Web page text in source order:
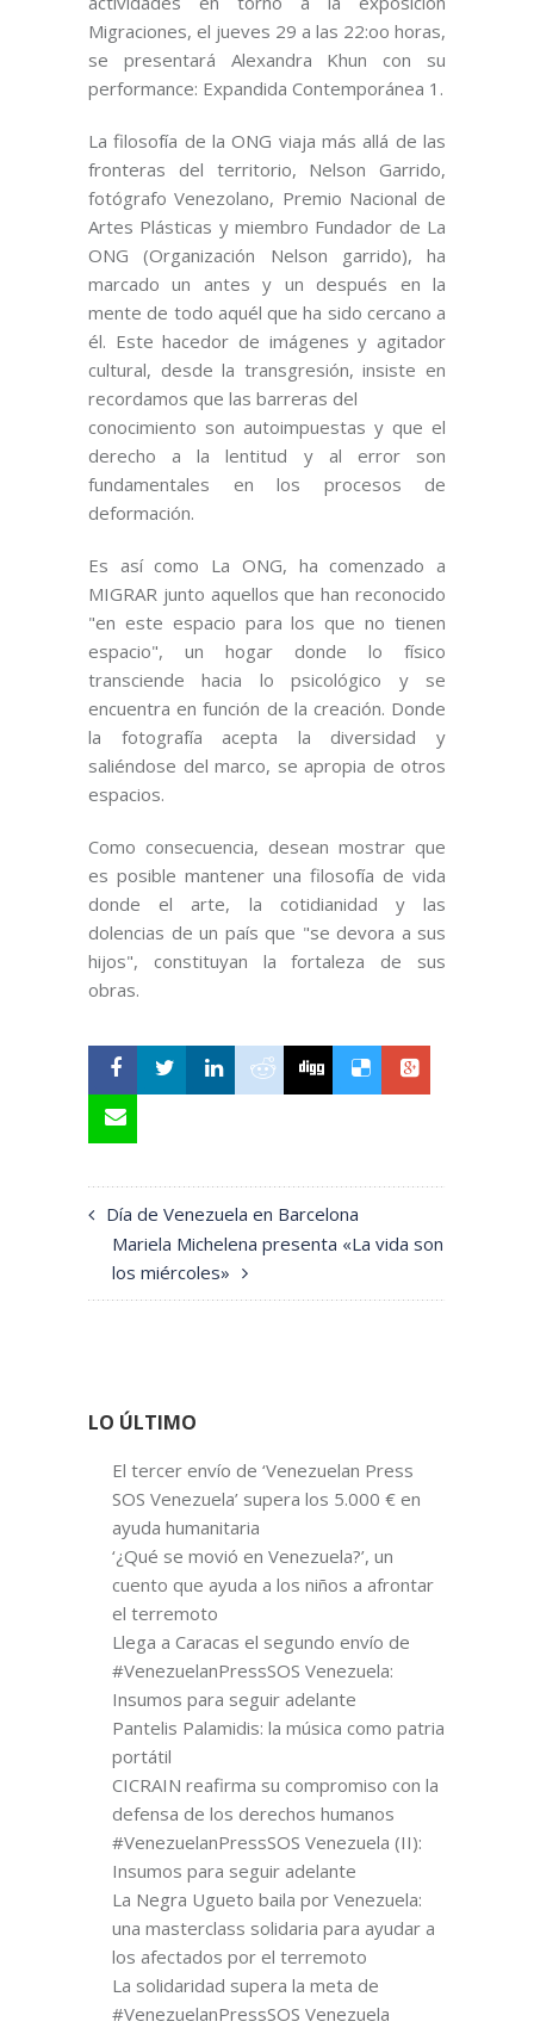
Migraciones, el jueves 29 a las 22:oo horas,
se presentará Alexandra Khun con su
performance: Expandida Contemporánea 1.
La filosofía de la ONG viaja más allá de las
fronteras del territorio, Nelson Garrido,
fotógrafo Venezolano, Premio Nacional de
Artes Plásticas y miembro Fundador de La
ONG (Organización Nelson garrido), ha
marcado un antes y un después en la
mente de todo aquél que ha sido cercano a
él. Este hacedor de imágenes y agitador
cultural, desde la transgresión, insiste en
recordamos que las barreras del
conocimiento son autoimpuestas y que el
derecho a la lentitud y al error son
fundamentales en los procesos de
deformación.
Es así como La ONG, ha comenzado a
MIGRAR junto aquellos que han reconocido
"en este espacio para los que no tienen
espacio", un hogar donde lo físico
transciende hacia lo psicológico y se
encuentra en función de la creación. Donde
la fotografía acepta la diversidad y
saliéndose del marco, se apropia de otros
espacios.
Como consecuencia, desean mostrar que
es posible mantener una filosofía de vida
donde el arte, la cotidianidad y las
dolencias de un país que "se devora a sus
hijos", constituyan la fortaleza de sus
obras.
Día de Venezuela en Barcelona
Mariela Michelena presenta «La vida son
los miércoles»
LO ÚLTIMO
El tercer envío de ‘Venezuelan Press
SOS Venezuela’ supera los 5.000 € en
ayuda humanitaria
‘¿Qué se movió en Venezuela?’, un
cuento que ayuda a los niños a afrontar
el terremoto
Llega a Caracas el segundo envío de
#VenezuelanPressSOS Venezuela:
Insumos para seguir adelante
Pantelis Palamidis: la música como patria
portátil
CICRAIN reafirma su compromiso con la
defensa de los derechos humanos
#VenezuelanPressSOS Venezuela (II):
Insumos para seguir adelante
La Negra Ugueto baila por Venezuela:
una masterclass solidaria para ayudar a
los afectados por el terremoto
La solidaridad supera la meta de
#VenezuelanPressSOS Venezuela